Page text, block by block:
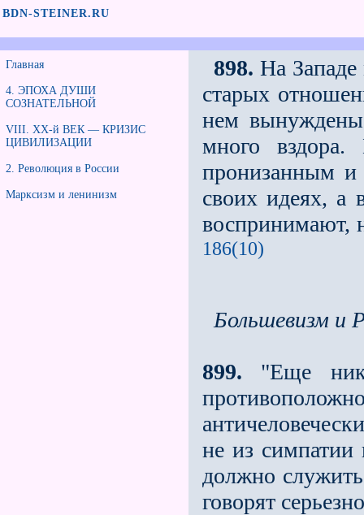
BDN-STEINER.RU
Главная
4. ЭПОХА ДУШИ
СОЗНАТЕЛЬНОЙ
VIII. XX-й ВЕК — КРИЗИС
ЦИВИЛИЗАЦИИ
2. Революция в России
Марксизм и ленинизм
898. На Западе
старых
нем вынуждены
много
пронизанным и
своих идеях, а
воспринимают,
186(10)
Большевизм и
899. "Ещe
не из симпатии
должно
говорят